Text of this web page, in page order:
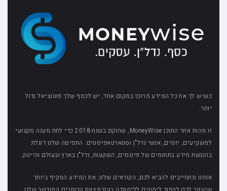
כשיש לך את כל המידע מרוכז במקום אחד, יש לכסף שלך פוטנציאל גדול
יותר.
זו מהות אתר התוכן MoneyWise, שהוקם בשנת 2018 כדי לתת מענה מקצועי
למשקיעים, יזמים, אנשי נדל"ן וסטארטאפיסטים. התפיסה שלנו דוגלת
בהנגשת מידע בתחומים של פיננסים, השקעות, נדל"ן בארץ ובעולם והייטק.
אנחנו מתחייבים להביא לכם, הקוראים שלנו, את המידע המקיף ביותר